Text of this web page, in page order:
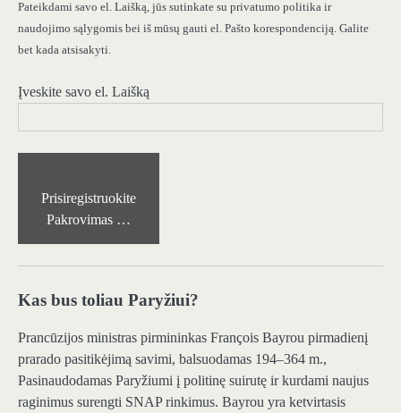
Pateikdami savo el. Laišką, jūs sutinkate su privatumo politika ir
naudojimo sąlygomis bei iš mūsų gauti el. Pašto korespondenciją. Galite
bet kada atsisakyti.
Įveskite savo el. Laišką
Prisiregistruokite
Pakrovimas …
Kas bus toliau Paryžiui?
Prancūzijos ministras pirmininkas François Bayrou pirmadienį
prarado pasitikėjimą savimi, balsuodamas 194–364 m.,
Pasinaudodamas Paryžiumi į politinę suirutę ir kurdami naujus
raginimus surengti SNAP rinkimus. Bayrou yra ketvirtasis